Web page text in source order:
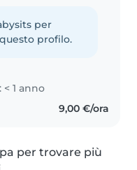
per
profilo.
< 1 anno
9,00 €/ora
per trovare più